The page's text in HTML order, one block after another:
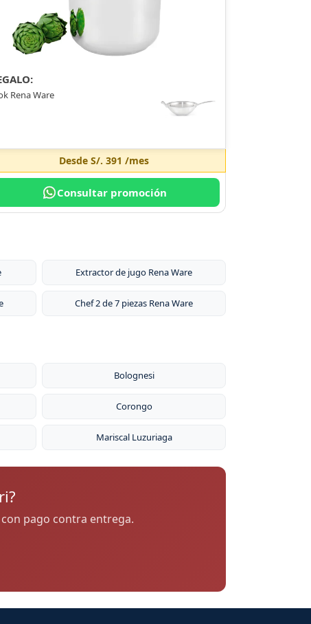
Rena Ware
DesdeS/. 391 /mes
Consultar promoción
Extractor de jugo Rena Ware
Chef 2 de 7 piezas Rena Ware
Bolognesi
Corongo
Mariscal Luzuriaga
pago contra entrega.